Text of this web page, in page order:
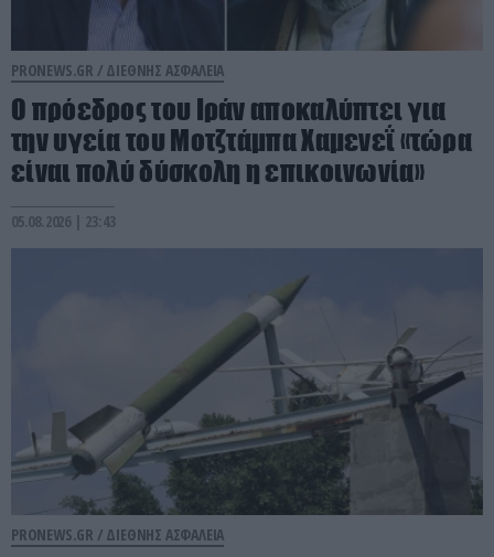
PRONEWS.GR / ΔΙΕΘΝΗΣ ΑΣΦΑΛΕΙΑ
Ο πρόεδρος του Ιράν αποκαλύπτει για
την υγεία του Μοτζτάμπα Χαμενεΐ «τώρα
είναι πολύ δύσκολη η επικοινωνία»
05.08.2026 | 23:43
PRONEWS.GR / ΔΙΕΘΝΗΣ ΑΣΦΑΛΕΙΑ